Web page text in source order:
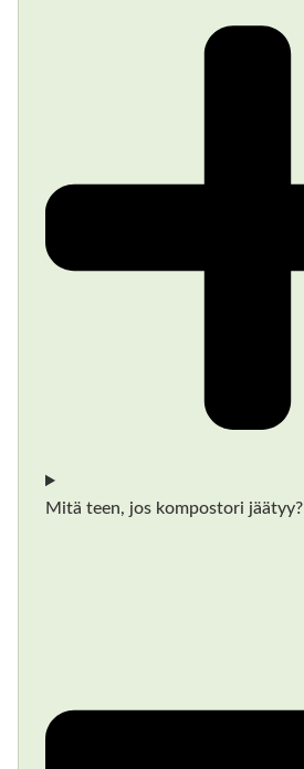
Mitä teen, jos kompostori jäätyy?